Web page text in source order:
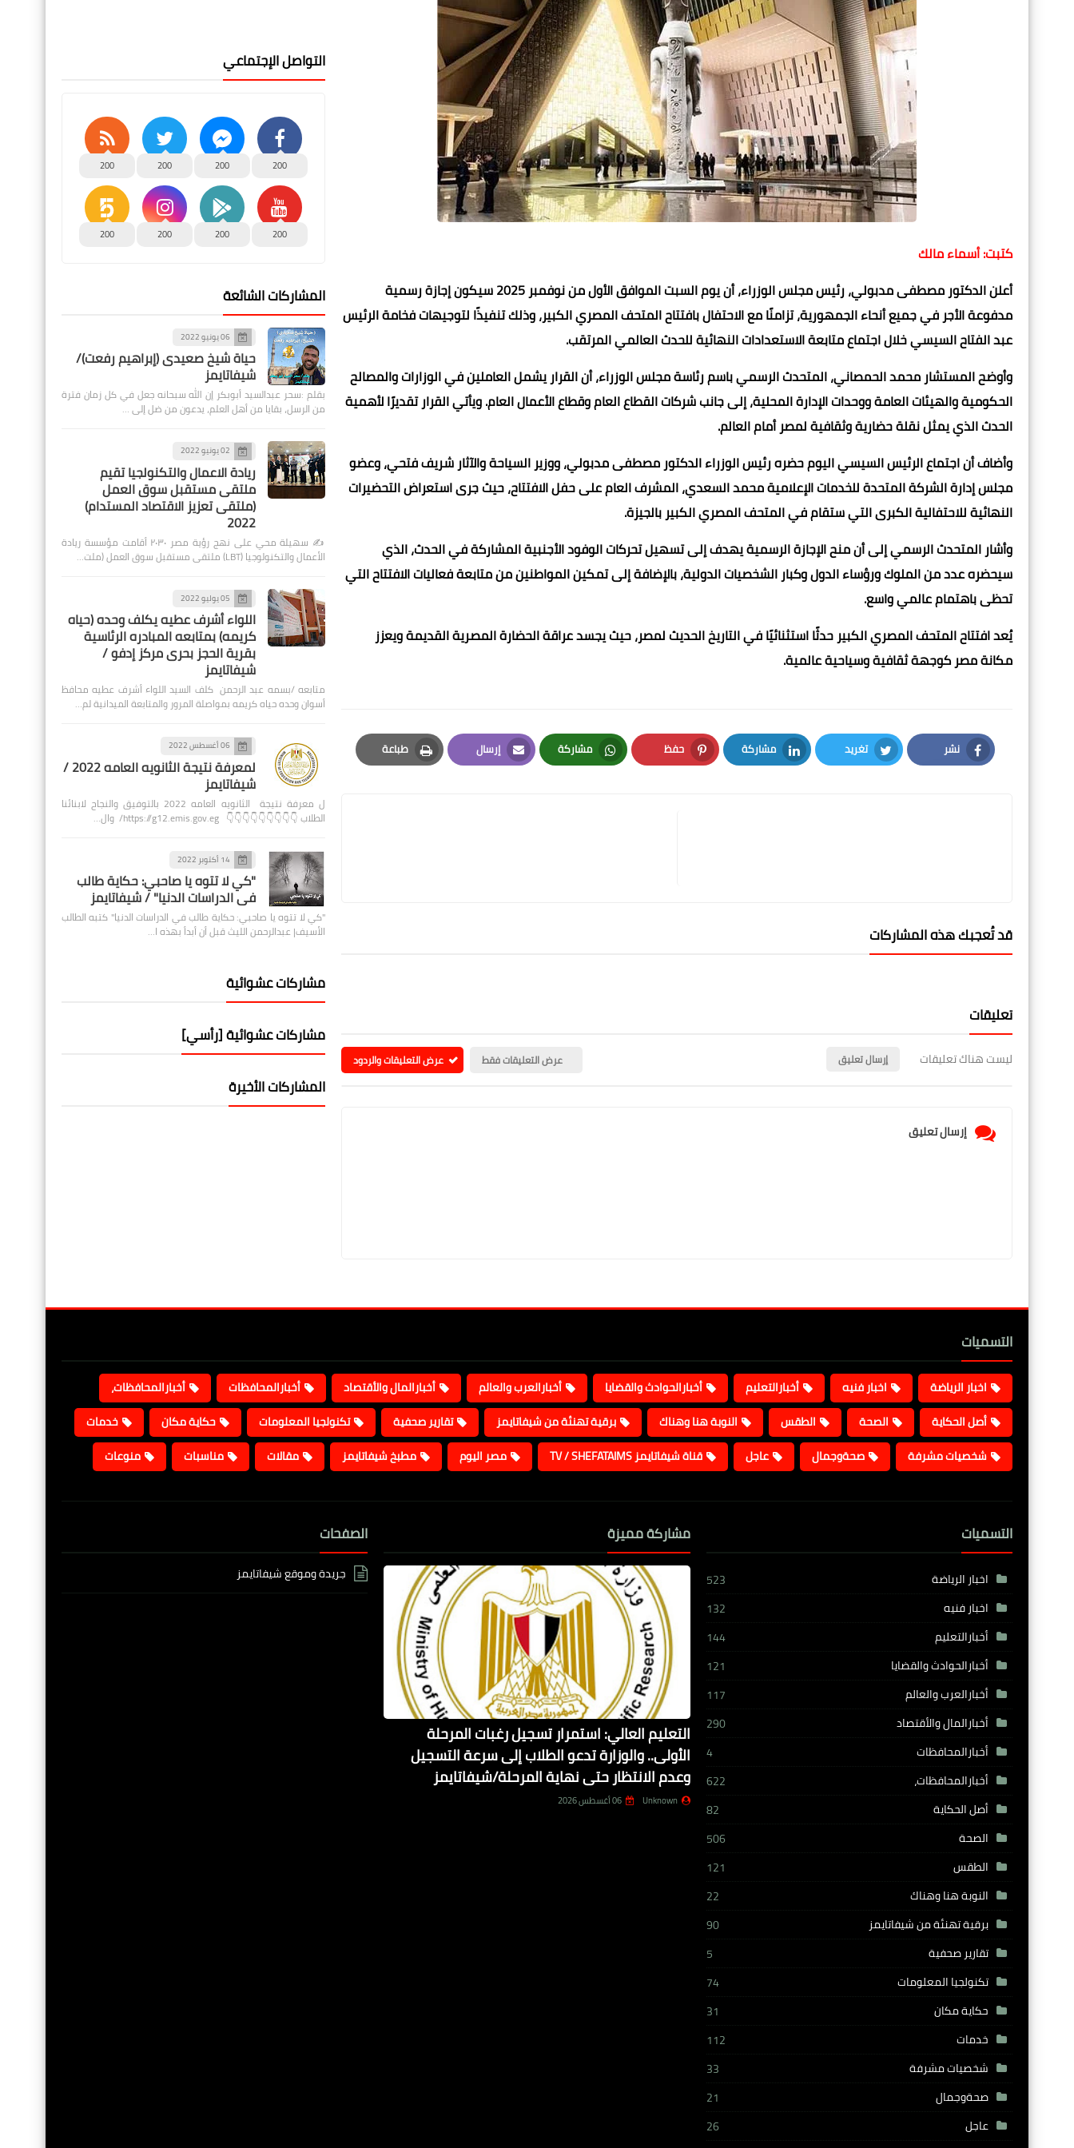
كتبت: أسماء مالك
أعلن الدكتور مصطفى مدبولي، رئيس مجلس الوزراء، أن يوم السبت الموافق الأول من نوفمبر 2025 سيكون إجازة رسمية
مدفوعة الأجر في جميع أنحاء الجمهورية، تزامنًا مع الاحتفال بافتتاح المتحف المصري الكبير، وذلك تنفيذًا لتوجيهات فخامة الرئيس
عبد الفتاح السيسي خلال اجتماع متابعة الاستعدادات النهائية للحدث العالمي المرتقب.
وأوضح المستشار محمد الحمصاني، المتحدث الرسمي باسم رئاسة مجلس الوزراء، أن القرار يشمل العاملين في الوزارات والمصالح
الحكومية والهيئات العامة ووحدات الإدارة المحلية، إلى جانب شركات القطاع العام وقطاع الأعمال العام. ويأتي القرار تقديرًا لأهمية
الحدث الذي يمثل نقلة حضارية وثقافية لمصر أمام العالم.
وأضاف أن اجتماع الرئيس السيسي اليوم حضره رئيس الوزراء الدكتور مصطفى مدبولي، ووزير السياحة والآثار شريف فتحي، وعضو
مجلس إدارة الشركة المتحدة للخدمات الإعلامية محمد السعدي، المشرف العام على حفل الافتتاح، حيث جرى استعراض التحضيرات
النهائية للاحتفالية الكبرى التي ستقام في المتحف المصري الكبير بالجيزة.
وأشار المتحدث الرسمي إلى أن منح الإجازة الرسمية يهدف إلى تسهيل تحركات الوفود الأجنبية المشاركة في الحدث، الذي
سيحضره عدد من الملوك ورؤساء الدول وكبار الشخصيات الدولية، بالإضافة إلى تمكين المواطنين من متابعة فعاليات الافتتاح التي
تحظى باهتمام عالمي واسع.
يُعد افتتاح المتحف المصري الكبير حدثًا استثنائيًا في التاريخ الحديث لمصر، حيث يجسد عراقة الحضارة المصرية القديمة ويعزز
مكانة مصر كوجهة ثقافية وسياحية عالمية.
نشر
Facebook
تغريد
Twitter
مشاركة
LinkedIn
حفظ
Pinterest
مشاركة
Whatsapp
إرسال
Email
طباعة
Print
قد تُعجبك هذه المشاركات
تعليقات
ليست هناك تعليقات إرسال تعليق عرض التعليقات فقط عرض التعليقات والردود
إرسال تعليق
التواصل الإجتماعي
200
200
200
200
200
200
200
200
المشاركات الشائعة
06 يونيو 2022
حياة شيخ صعيدى (إبراهيم رفعت)/
شيفاتايمز
بقلم :سحر عبدالسيد أبوبكر إن الله سبحانه جعل في كل زمان فترة
من الرسل، بقايا من أهل العلم، يدعون من ضل إلى …
02 يونيو 2022
ريادة الاعمال والتكنولجيا تقيم
ملتقى مستقبل سوق العمل
(ملتقى تعزيز الاقتصاد المستدام)
2022
✍️ سهيلة محي على نهج رؤية مصر ٢٠٣٠ أقامت مؤسسة ريادة
الأعمال والتكنولوجيا (LBT) ملتقى مستقبل سوق العمل (ملت…
05 يوليو 2022
اللواء أشرف عطيه يكلف وحده (حياه
كريمه) بمتابعه المبادره الرئاسية
بقرية الحجز بحرى مركز إدفو /
شيفاتايمز
متابعه /بسمه عبد الرحمن كلف السيد اللواء أشرف عطيه محافظ
أسوان وحده حياه كريمه بمواصلة المرور والمتابعة الميدانية لم…
06 أغسطس 2022
لمعرفة نتيجة الثانويه العامه 2022 /
شيفاتايمز
ل معرفة نتيجة الثانويه العامه 2022 بالتوفيق والنجاح لابنائنا
الطلاب 👇👇👇👇👇👇👇👇👇 https://g12.emis.gov.eg/ وال…
14 أكتوبر 2022
"كي لا تتوه يا صاحبي: حكاية طالب
في الدراسات الدنيا" / شيفاتايمز
"كي لا تتوه يا صاحبي: حكاية طالب في الدراسات الدنيا" كتبه الطالب
الأسيف| عبدالرحمن الليث قبل أن أبدأ بهذه ا…
مشاركات عشوائية
مشاركات عشوائية [رأسي]
المشاركات الأخيرة
التسميات
اخبار الرياضة اخبار فنيه أخبارالتعليم أخبارالحوادث والقضايا أخبارالعرب والعالم أخبارالمال والأقتصاد أخبارالمحافظات
أخبارالمحافظات،
أصل الحكاية
الصحة الطقس النوبة هنا وهناك برقية تهنئة من شيفاتايمز تقارير صحفية تكنولجيا المعلومات حكاية مكان
خدمات
شخصيات مشرفة
صحةوجمال عاجل قناة شيفاتايمز TV / SHEFATAIMS مصر اليوم مطبخ شيفاتايمز مقالات مناسبات منوعات
التسميات
اخبار الرياضة
523
اخبار فنيه
132
أخبارالتعليم
144
أخبارالحوادث والقضايا
121
أخبارالعرب والعالم
117
أخبارالمال والأقتصاد
290
أخبارالمحافظات
4
أخبارالمحافظات،
622
أصل الحكاية
82
الصحة
506
الطقس
121
النوبة هنا وهناك
22
برقية تهنئة من شيفاتايمز
90
تقارير صحفية
5
تكنولجيا المعلومات
74
حكاية مكان
31
خدمات
112
شخصيات مشرفة
33
صحةوجمال
21
عاجل
26
مشاركة مميزة
التعليم العالي: استمرار تسجيل رغبات المرحلة
الأولى.. والوزارة تدعو الطلاب إلى سرعة التسجيل
وعدم الانتظار حتى نهاية المرحلة/شيفاتايمز
Unknown 06 أغسطس 2026
الصفحات
جريدة وموقع شيفاتايمز